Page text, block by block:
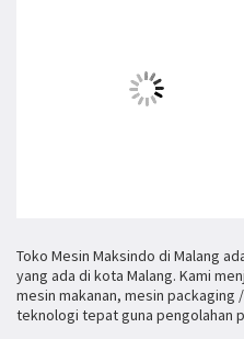
Toko Mesin Maksindo di Malang
yang ada di kota Malang. Kami
mesin makanan, mesin
teknologi tepat guna pengolahan